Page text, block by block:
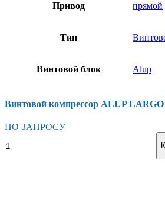
Привод прямой
Тип
Винтовой блок Alup
Винтовой компрессор ALUP
ПО ЗАПРОСУ
Винтовой